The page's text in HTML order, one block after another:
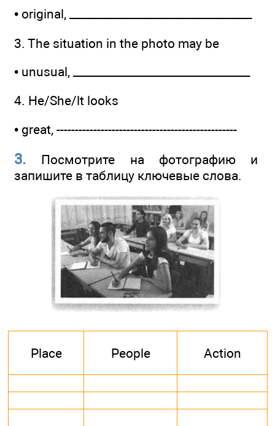
• original, ______________­___________________
3. The situation in the photo may be
• unusual, ______________­__________________
4. He/She/lt looks
• great, -------------------------------------------------
3. Посмотрите на фотографию и
запишите в таблицу ключевые слова.
Place People Action